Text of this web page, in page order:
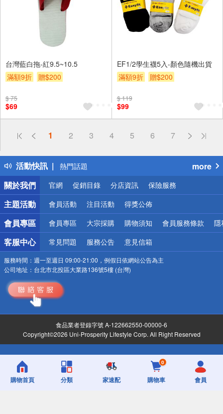
台灣藍白拖-紅9.5~10.5
滿額9折
贈$200
$ 75
$69
EF1/2學生襪5入-顏色隨機出貨
滿額9折
贈$200
$ 119
$99
1 2 3 4 5 6 7
活動快訊
偏遠地區配送
得獎公告
熱門話題
銀行優惠
偏遠地區配送
詐騙網頁！請小心！
more
關於我們
官網 促銷目錄 分店資訊 保險服務
主題活動 會員活動 注目活動 得獎公佈
會員專區 會員專區 大宗採購 購物須知 會員服務條款 隱
客服中心 常見問題 服務公告 意見信箱
服務時間： 週一至週日 09:00-21:00，例假日依網站公告為主
公司地址： 台北市北投區大業路136號5樓 (台灣)
食品業者登錄字號 A-122662550-00000-6
Copyright©2026 Uni-Prosperity Lifestyle Corp. All Right Reserved
購物首頁 分類 家速配
0
購物車 會員